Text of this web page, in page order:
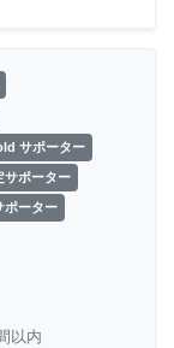
サポーター
サポーター
ポーター
以内